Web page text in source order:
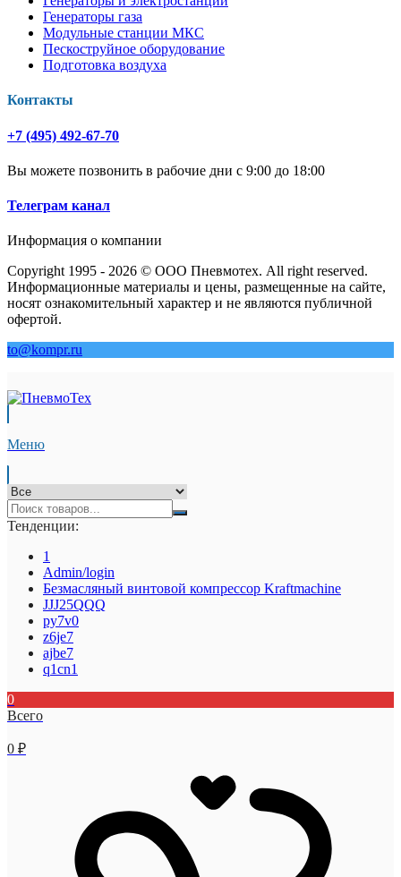
Генераторы газа
Модульные станции МКС
Пескоструйное оборудование
Подготовка воздуха
Контакты
+7 (495) 492-67-70
Вы можете позвонить в рабочие дни с 9:00 до 18:00
Телеграм канал
Информация о компании
Copyright 1995 - 2026 © ООО Пневмотех. All right reserved.
Информационные материалы и цены, размещенные на сайте,
носят ознакомительный характер и не являются публичной
офертой.
to@kompr.ru
Меню
Тенденции:
1
Admin/login
Безмасляный винтовой компрессор Kraftmaсhine
JJJ25QQQ
py7v0
z6je7
ajbe7
q1cn1
0
Всего
0 ₽